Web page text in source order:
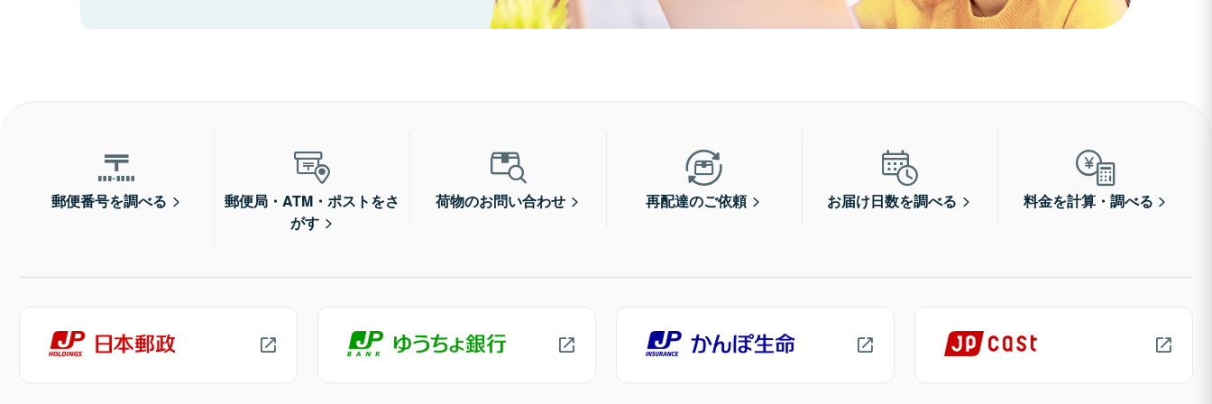
郵便番号を調べる
郵便局・ATM・ポストをさ
がす
荷物のお問い合わせ 再配達のご依頼 お届け日数を調べる 料金を計算・調べる